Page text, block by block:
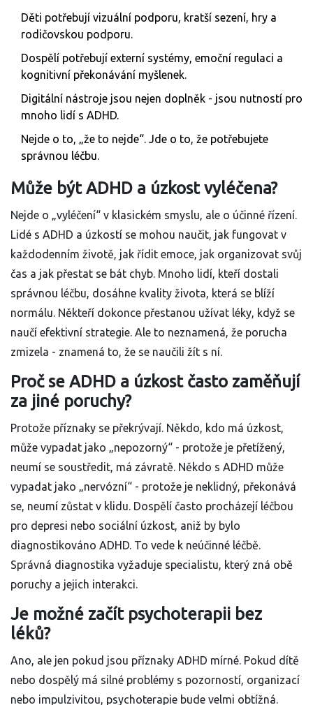
Děti potřebují vizuální podporu, kratší sezení, hry a
rodičovskou podporu.
Dospělí potřebují externí systémy, emoční regulaci a
kognitivní překonávání myšlenek.
Digitální nástroje jsou nejen doplněk - jsou nutností pro
mnoho lidí s ADHD.
Nejde o to, „že to nejde“. Jde o to, že potřebujete
správnou léčbu.
Může být ADHD a úzkost vyléčena?
Nejde o „vyléčení“ v klasickém smyslu, ale o účinné řízení.
Lidé s ADHD a úzkostí se mohou naučit, jak fungovat v
každodenním životě, jak řídit emoce, jak organizovat svůj
čas a jak přestat se bát chyb. Mnoho lidí, kteří dostali
správnou léčbu, dosáhne kvality života, která se blíží
normálu. Někteří dokonce přestanou užívat léky, když se
naučí efektivní strategie. Ale to neznamená, že porucha
zmizela - znamená to, že se naučili žít s ní.
Proč se ADHD a úzkost často zaměňují
za jiné poruchy?
Protože příznaky se překrývají. Někdo, kdo má úzkost,
může vypadat jako „nepozorný“ - protože je přetížený,
neumí se soustředit, má závratě. Někdo s ADHD může
vypadat jako „nervózní“ - protože je neklidný, překonává
se, neumí zůstat v klidu. Dospělí často procházejí léčbou
pro depresi nebo sociální úzkost, aniž by bylo
diagnostikováno ADHD. To vede k neúčinné léčbě.
Správná diagnostika vyžaduje specialistu, který zná obě
poruchy a jejich interakci.
Je možné začít psychoterapii bez
léků?
Ano, ale jen pokud jsou příznaky ADHD mírné. Pokud dítě
nebo dospělý má silné problémy s pozorností, organizací
nebo impulzivitou, psychoterapie bude velmi obtížná.